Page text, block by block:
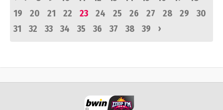
19
20 21 22 23 24 25 26 27 28 29
30
31
32 33 34 35 36 37 38 39 ›